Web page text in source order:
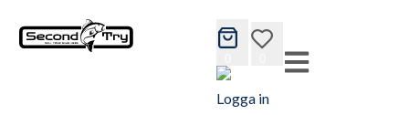
wishlist
Logga in